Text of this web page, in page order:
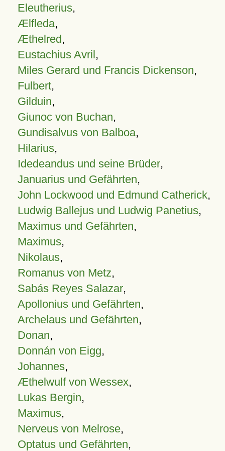
Eleutherius,
Ælfleda,
Æthelred,
Eustachius Avril,
Miles Gerard und Francis Dickenson,
Fulbert,
Gilduin,
Giunoc von Buchan,
Gundisalvus von Balboa,
Hilarius,
Idedeandus und seine Brüder,
Januarius und Gefährten,
John Lockwood und Edmund Catherick,
Ludwig Ballejus und Ludwig Panetius,
Maximus und Gefährten,
Maximus,
Nikolaus,
Romanus von Metz,
Sabás Reyes Salazar,
Apollonius und Gefährten,
Archelaus und Gefährten,
Donan,
Donnán von Eigg,
Johannes,
Æthelwulf von Wessex,
Lukas Bergin,
Maximus,
Nerveus von Melrose,
Optatus und Gefährten,